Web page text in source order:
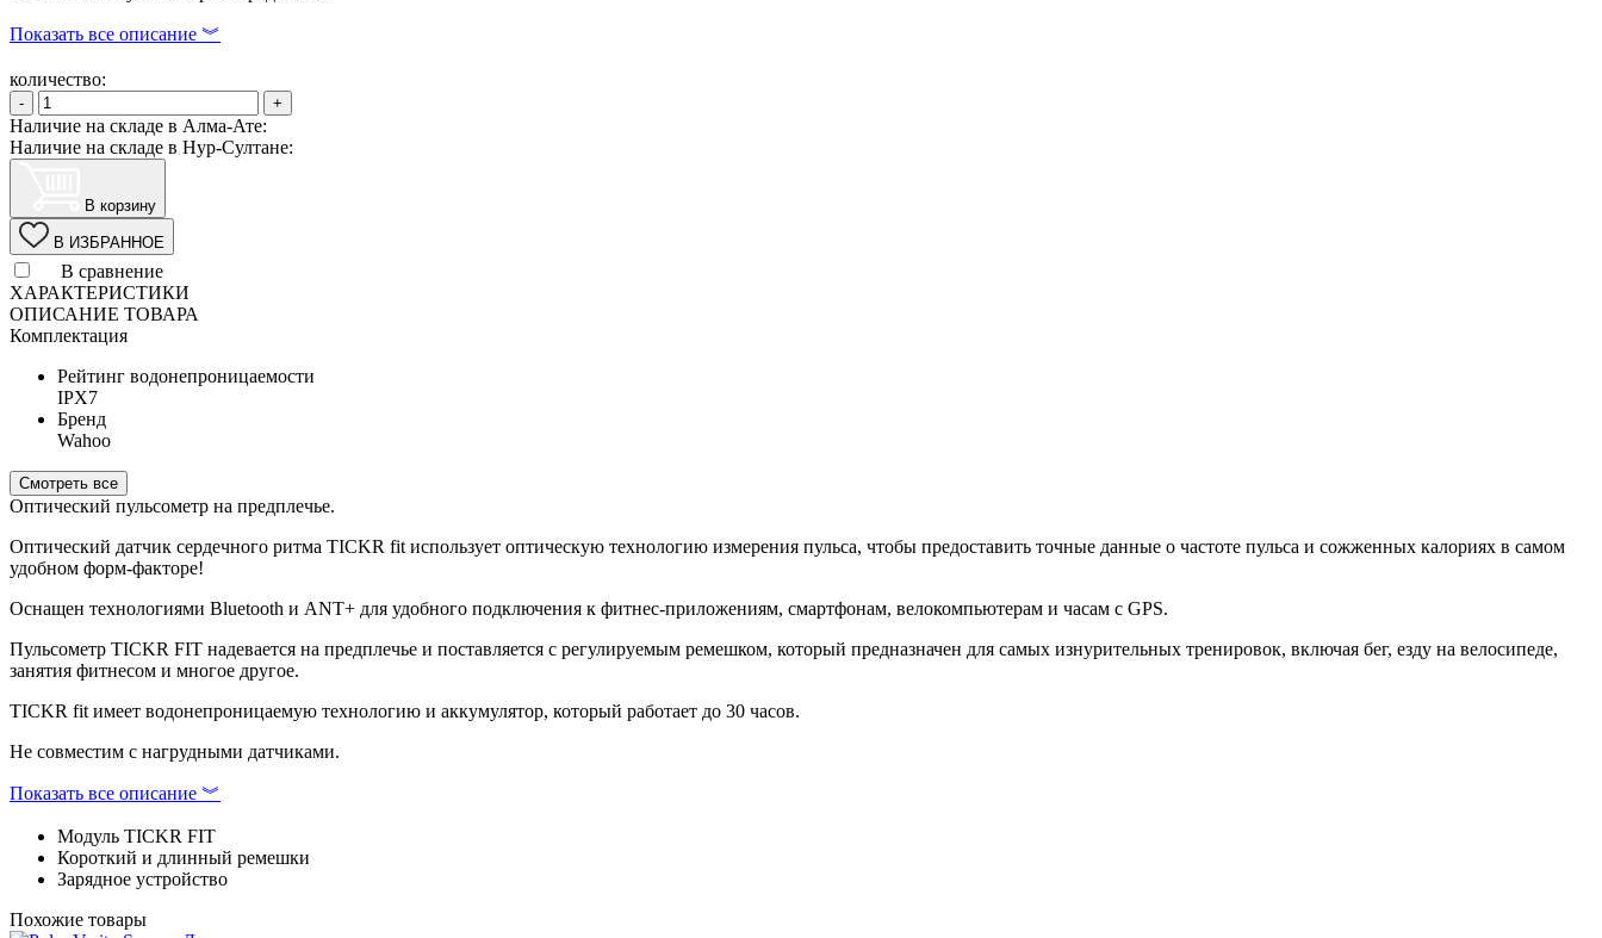
Показать все описание ︾
количество:
- +
Наличие на складе в Алма-Ате:
Наличие на складе в Нур-Султане:
В корзину
В ИЗБРАННОЕ
В сравнение
ХАРАКТЕРИСТИКИ
ОПИСАНИЕ ТОВАРА
Комплектация
Рейтинг водонепроницаемости
IPX7
Бренд
Wahoo
Смотреть все
Оптический пульсометр на предплечье.
Оптический датчик сердечного ритма TICKR fit использует оптическую технологию измерения пульса, чтобы предоставить точные данные о частоте пульса и сожженных калориях в самом
удобном форм-факторе!
Оснащен технологиями Bluetooth и ANT+ для удобного подключения к фитнес-приложениям, смартфонам, велокомпьютерам и часам с GPS.
Пульсометр TICKR FIT надевается на предплечье и поставляется с регулируемым ремешком, который предназначен для самых изнурительных тренировок, включая бег, езду на велосипеде,
занятия фитнесом и многое другое.
TICKR fit имеет водонепроницаемую технологию и аккумулятор, который работает до 30 часов.
Не совместим с нагрудными датчиками.
Показать все описание ︾
Модуль TICKR FIT
Короткий и длинный ремешки
Зарядное устройство
Похожие товары